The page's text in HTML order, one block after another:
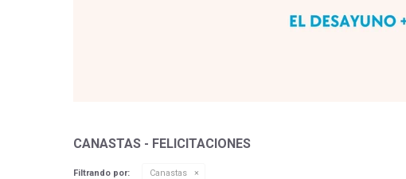
CANASTAS - FELICITACIONES
Filtrando por: Canastas